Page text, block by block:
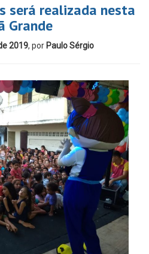
será realizada nesta
Grande
2019, por Paulo Sérgio